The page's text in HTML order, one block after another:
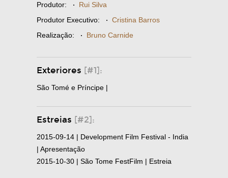
Produtor: · Rui Silva
Produtor Executivo: · Cristina Barros
Realização: · Bruno Carnide
Exteriores [#1]:
São Tomé e Príncipe |
Estreias [#2]:
2015-09-14 | Development Film Festival - India
| Apresentação
2015-10-30 | São Tome FestFilm | Estreia